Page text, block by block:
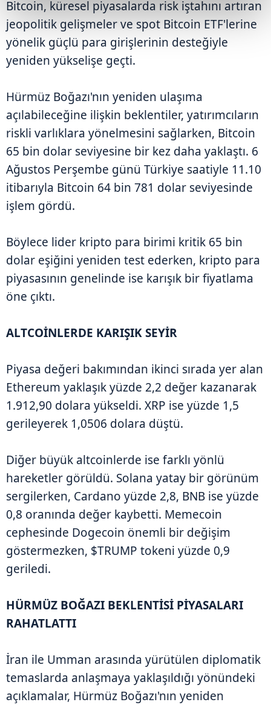
Bitcoin, küresel piyasalarda risk iştahını artıran
jeopolitik gelişmeler ve spot Bitcoin ETF'lerine
yönelik güçlü para girişlerinin desteğiyle
yeniden yükselişe geçti.
Hürmüz Boğazı'nın yeniden ulaşıma
açılabileceğine ilişkin beklentiler, yatırımcıların
riskli varlıklara yönelmesini sağlarken, Bitcoin
65 bin dolar seviyesine bir kez daha yaklaştı. 6
Ağustos Perşembe günü Türkiye saatiyle 11.10
itibarıyla Bitcoin 64 bin 781 dolar seviyesinde
işlem gördü.
Böylece lider kripto para birimi kritik 65 bin
dolar eşiğini yeniden test ederken, kripto para
piyasasının genelinde ise karışık bir fiyatlama
öne çıktı.
ALTCOİNLERDE KARIŞIK SEYİR
Piyasa değeri bakımından ikinci sırada yer alan
Ethereum yaklaşık yüzde 2,2 değer kazanarak
1.912,90 dolara yükseldi. XRP ise yüzde 1,5
gerileyerek 1,0506 dolara düştü.
Diğer büyük altcoinlerde ise farklı yönlü
hareketler görüldü. Solana yatay bir görünüm
sergilerken, Cardano yüzde 2,8, BNB ise yüzde
0,8 oranında değer kaybetti. Memecoin
cephesinde Dogecoin önemli bir değişim
göstermezken, $TRUMP tokeni yüzde 0,9
geriledi.
HÜRMÜZ BOĞAZI BEKLENTİSİ PİYASALARI
RAHATLATTI
İran ile Umman arasında yürütülen diplomatik
temaslarda anlaşmaya yaklaşıldığı yönündeki
açıklamalar, Hürmüz Boğazı'nın yeniden